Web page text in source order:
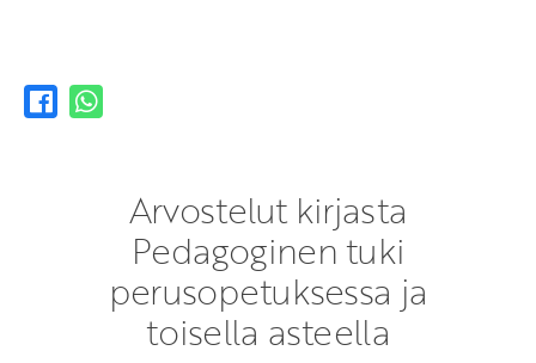
Arvostelut kirjasta
Pedagoginen tuki
perusopetuksessa ja
toisella asteella